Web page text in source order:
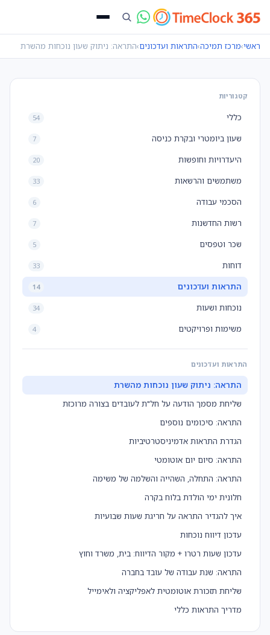
ראשי›מרכז תמיכה›התראות ועדכונים›התראה: ניתוק שעון נוכחות מהשרת
קטגוריות
כללי 54
שעון ביומטרי ובקרת כניסה 7
היעדרויות וחופשות 20
משתמשים והרשאות 33
הסכמי עבודה 6
רשות החדשנות 7
שכר וטפסים 5
דוחות 33
התראות ועדכונים 14
נוכחות ושעות 34
משימות ופרויקטים 4
התראות ועדכונים
התראה: ניתוק שעון נוכחות מהשרת
שליחת מסמך הודעה על חל"ת לעובדים בצורה מרוכזת
התראה: סיכומים נוספים
הגדרת התראות אדמיניסטרטיביות
התראה: סיום יום אוטומטי
התראה: התחלה, השהייה והשלמה של משימה
חלונית ימי הולדת בלוח בקרה
איך להגדיר התראה על חריגת שעות שבועיות
עדכון דיווח נוכחות
עדכון שעות רטרו + מקור הדיווח: בית, משרד וחוץ
התראה: שנת עבודה של עובד בחברה
שליחת תזכורת אוטומטית לאפליקציה ולאימייל
מדריך התראות כללי